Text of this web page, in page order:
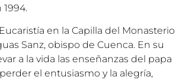
en la Capilla del Monasterio
Sanz, obispo de Cuenca. En su
a la vida las enseñanzas del papa
el entusiasmo y la alegría,